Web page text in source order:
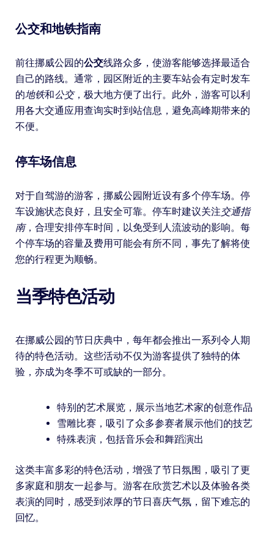
公交和地铁指南
前往挪威公园的公交线路众多，使游客能够选择最适合
自己的路线。通常，园区附近的主要车站会有定时发车
的地铁和公交，极大地方便了出行。此外，游客可以利
用各大交通应用查询实时到站信息，避免高峰期带来的
不便。
停车场信息
对于自驾游的游客，挪威公园附近设有多个停车场。停
车设施状态良好，且安全可靠。停车时建议关注交通指
南，合理安排停车时间，以免受到人流波动的影响。每
个停车场的容量及费用可能会有所不同，事先了解将使
您的行程更为顺畅。
当季特色活动
在挪威公园的节日庆典中，每年都会推出一系列令人期
待的特色活动。这些活动不仅为游客提供了独特的体
验，亦成为冬季不可或缺的一部分。
特别的艺术展览，展示当地艺术家的创意作品
雪雕比赛，吸引了众多参赛者展示他们的技艺
特殊表演，包括音乐会和舞蹈演出
这类丰富多彩的特色活动，增强了节日氛围，吸引了更
多家庭和朋友一起参与。游客在欣赏艺术以及体验各类
表演的同时，感受到浓厚的节日喜庆气氛，留下难忘的
回忆。